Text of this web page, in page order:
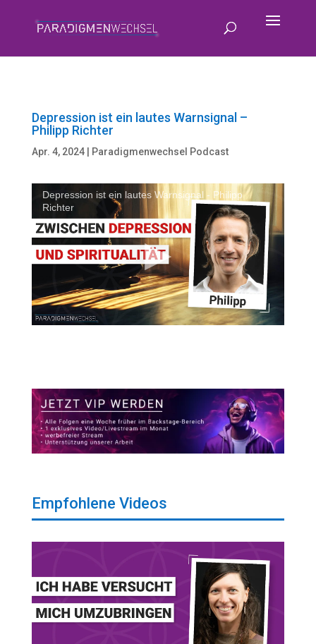
Depression ist ein lautes Warnsignal –
Philipp Richter
Apr. 4, 2024| Paradigmenwechsel Podcast
Depression ist ein lautes Warnsignal - Philipp
Richter
Empfohlene Videos